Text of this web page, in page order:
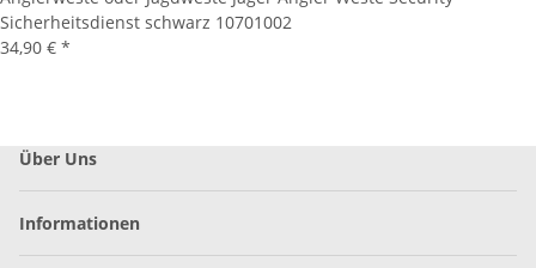
Sicherheitsdienst schwarz 10701002
34,90 € *
Über Uns
Informationen